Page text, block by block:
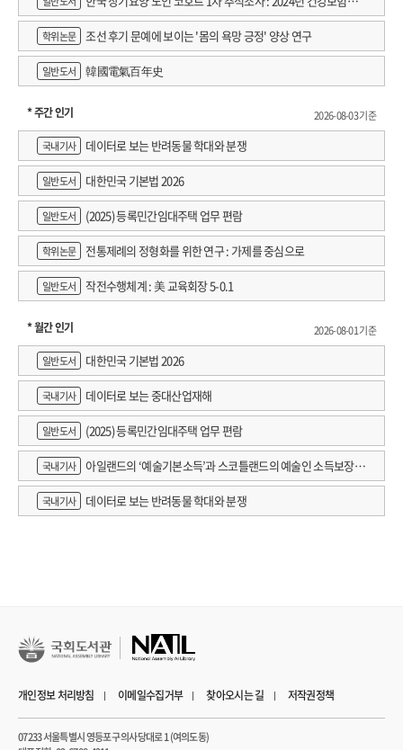
구원 정규연구보고서
학위논문 조선 후기 문예에 보이는 '몸의 욕망 긍정' 양상 연구
일반도서 韓國電氣百年史
* 주간 인기
2026-08-03 기준
국내기사
데이터로 보는 반려동물 학대와 분쟁
일반도서 대한민국 기본법 2026
일반도서 (2025) 등록민간임대주택 업무 편람
학위논문 전통제례의 정형화를 위한 연구 : 가제를 중심으로
일반도서 작전수행체계 : 美 교육회장 5-0.1
* 월간 인기
2026-08-01 기준
일반도서
대한민국 기본법 2026
국내기사 데이터로 보는 중대산업재해
일반도서 (2025) 등록민간임대주택 업무 편람
국내기사
아일랜드의 ‘예술기본소득’과 스코틀랜드의 예술인 소득보장정
책 논의
국내기사 데이터로 보는 반려동물 학대와 분쟁
개인정보 처리방침 이메일수집거부 찾아오시는 길 저작권정책
07233 서울특별시 영등포구 의사당대로 1 (여의도동)